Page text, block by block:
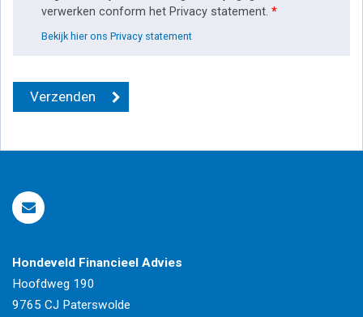
verwerken conform het Privacy statement. *
Bekijk hier ons Privacy statement
Hondeveld Financieel Advies
Hoofdweg 190
9765 CJ Paterswolde